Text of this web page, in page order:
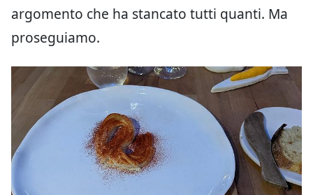
argomento che ha stancato tutti quanti. Ma
proseguiamo.